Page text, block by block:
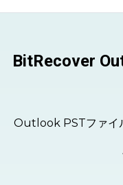
BitRecover
Outlook PSTファイ